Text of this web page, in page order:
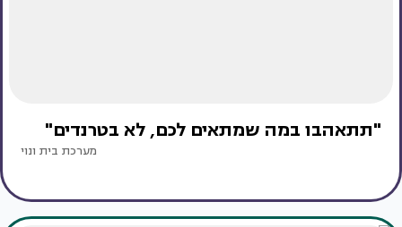
"תתאהבו במה שמתאים לכם, לא בטרנדים"
מערכת בית ונוי